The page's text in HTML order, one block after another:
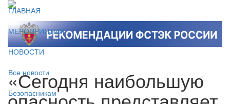
ГЛАВНАЯ
МЕРОПРИЯТИЯ
НОВОСТИ
Все новости
Безопасникам
«Сегодня наибольшую